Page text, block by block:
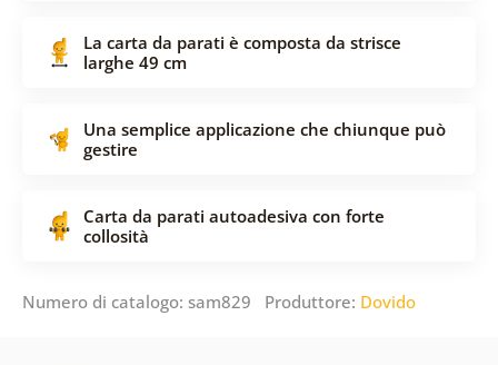
La carta da parati è composta da strisce
larghe 49 cm
Una semplice applicazione che chiunque può
gestire
Carta da parati autoadesiva con forte
collosità
Numero di catalogo: sam829 Produttore: Dovido